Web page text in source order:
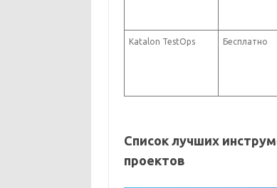
Katalon TestOps Бесплатно
Список лучших
проектов